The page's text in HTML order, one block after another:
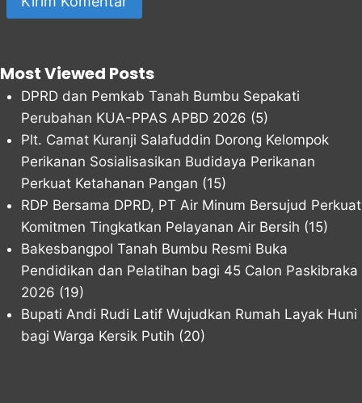
Most Viewed Posts
DPRD dan Pemkab Tanah Bumbu Sepakati
Perubahan KUA-PPAS APBD 2026 (5)
Plt. Camat Kuranji Salafuddin Dorong Kelompok
Perikanan Sosialisasikan Budidaya Perikanan
Perkuat Ketahanan Pangan (15)
RDP Bersama DPRD, PT Air Minum Bersujud Perkuat
Komitmen Tingkatkan Pelayanan Air Bersih (15)
Bakesbangpol Tanah Bumbu Resmi Buka
Pendidikan dan Pelatihan bagi 45 Calon Paskibraka
2026 (19)
Bupati Andi Rudi Latif Wujudkan Rumah Layak Huni
bagi Warga Kersik Putih (20)